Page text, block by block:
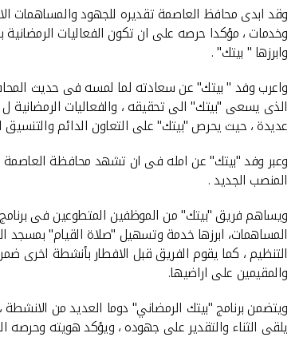
وقد ابدى محافظ العاصمة تقديره للجهود والمساهمات
وخدمات ، مؤكدا حرصه على ان تكون الفعاليات الرمضانية
وابرزها " بيتك" .
واعرب وفد " بيتك" عن سعادته لما لمسه فى حديث
الذى يسعى "بيتك" الى تحقيقه ، والفعاليات
عديدة ، حيث يحرص "بيتك" على التعاون الدائم
وعبر وفد "بيتك" عن امله فى ان تشهد محافظة العاصمة
المنصب الجديد .
ويساهم فريق "بيتك" من الموظفين المتطوعين فى
المساهمات، ابرزها خدمة وتسهيل "صلاة القيام" بمسجد
التنظيم ، كما يقوم الفريق قبل الافطار بأنشطة اخرى
والمقيمين على اراضيها.
ويتضمن برنامج "بيتك الرمضاني" دوما العديد من
يلقى الثناء والتقدير على جهوده ، ويؤكد هويته وحرصه